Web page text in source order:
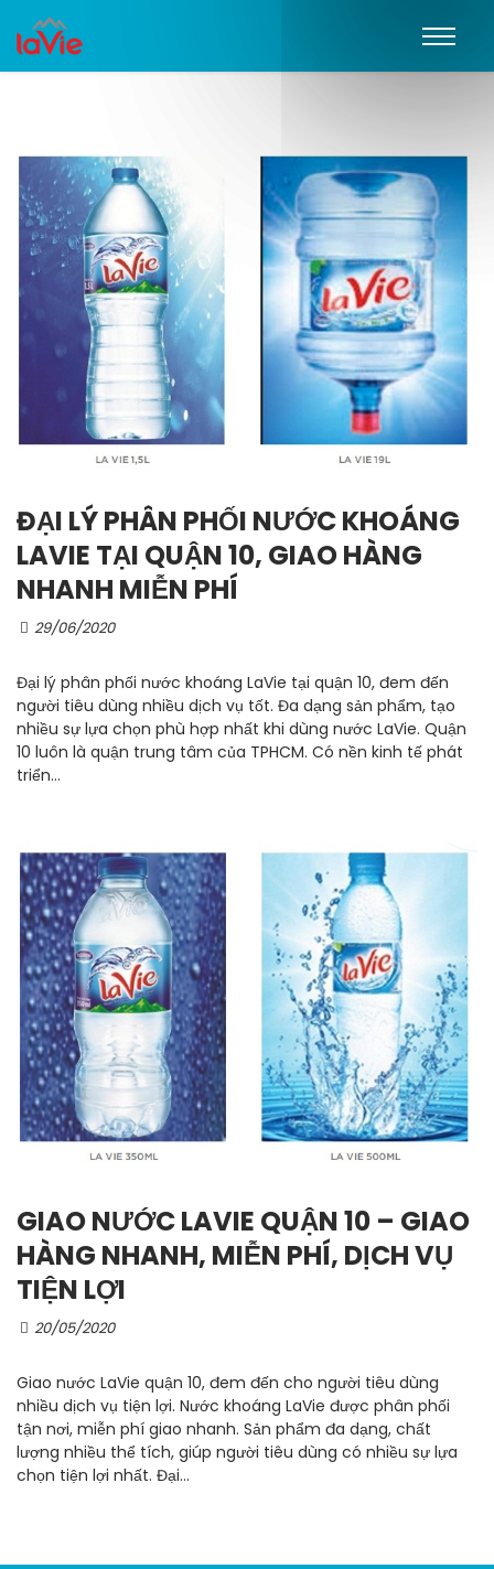
ĐẠI LÝ PHÂN PHỐI NƯỚC KHOÁNG
LAVIE TẠI QUẬN 10, GIAO HÀNG
NHANH MIỄN PHÍ
29/06/2020
Đại lý phân phối nước khoáng LaVie tại quận 10, đem đến
người tiêu dùng nhiều dịch vụ tốt. Đa dạng sản phẩm, tạo
nhiều sự lựa chọn phù hợp nhất khi dùng nước LaVie. Quận
10 luôn là quận trung tâm của TPHCM. Có nền kinh tế phát
triển...
GIAO NƯỚC LAVIE QUẬN 10 – GIAO
HÀNG NHANH, MIỄN PHÍ, DỊCH VỤ
TIỆN LỢI
20/05/2020
Giao nước LaVie quận 10, đem đến cho người tiêu dùng
nhiều dịch vụ tiện lợi. Nước khoáng LaVie được phân phối
tận nơi, miễn phí giao nhanh. Sản phẩm đa dạng, chất
lượng nhiều thể tích, giúp người tiêu dùng có nhiều sự lựa
chọn tiện lợi nhất. Đại...